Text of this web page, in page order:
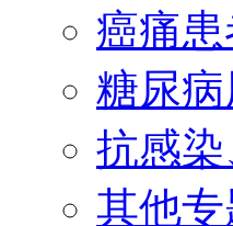
癌痛
糖尿
抗感
其他